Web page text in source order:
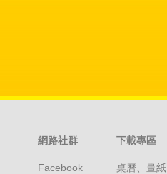
網路社群
Facebook
下載專區
桌曆、畫紙